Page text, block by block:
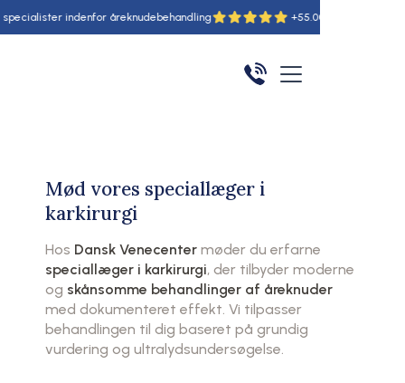
åreknudebehandling +55.000 udførte behandlinger
Mød vores speciallæger i
karkirurgi
Hos Dansk Venecentermøder du erfarne
speciallæger i karkirurgi, der tilbyder moderne
og skånsomme behandlinger af åreknuder
med dokumenteret effekt. Vi tilpasser
behandlingen til dig baseret på grundig
vurdering og ultralydsundersøgelse.